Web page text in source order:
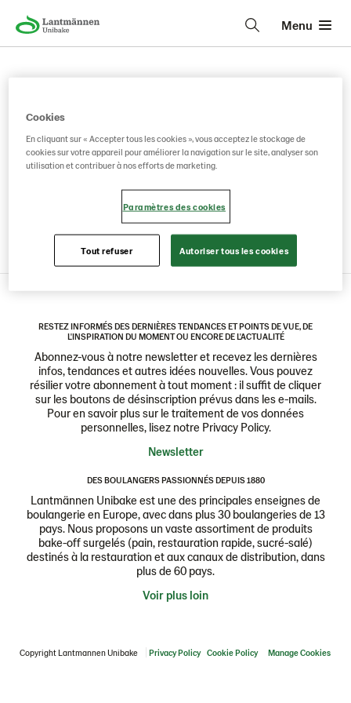
Menu
• • •
RESTEZ INFORMÉS DES DERNIÈRES TENDANCES ET POINTS DE VUE, DE
L'INSPIRATION DU MOMENT OU ENCORE DE L'ACTUALITÉ
Abonnez-vous à notre newsletter et recevez les dernières
infos, tendances et autres idées nouvelles. Vous pouvez
résilier votre abonnement à tout moment : il suffit de cliquer
sur les boutons de désinscription prévus dans les e-mails.
Pour en savoir plus sur le traitement de vos données
personnelles, lisez notre Privacy Policy.
Newsletter
DES BOULANGERS PASSIONNÉS DEPUIS 1880
Lantmännen Unibake est une des principales enseignes de
boulangerie en Europe, avec dans plus 30 boulangeries de 13
pays. Nous proposons un vaste assortiment de produits
bake-off surgelés (pain, restauration rapide, sucré-salé)
destinés à la restauration et aux canaux de distribution, dans
plus de 60 pays.
Voir plus loin
Copyright Lantmannen Unibake Privacy Policy Cookie Policy Manage Cookies
Cookies
En cliquant sur « Accepter tous les cookies », vous acceptez le stockage de
cookies sur votre appareil pour améliorer la navigation sur le site, analyser son
utilisation et contribuer à nos efforts de marketing.
Paramètres des cookies
Tout refuser Autoriser tous les cookies